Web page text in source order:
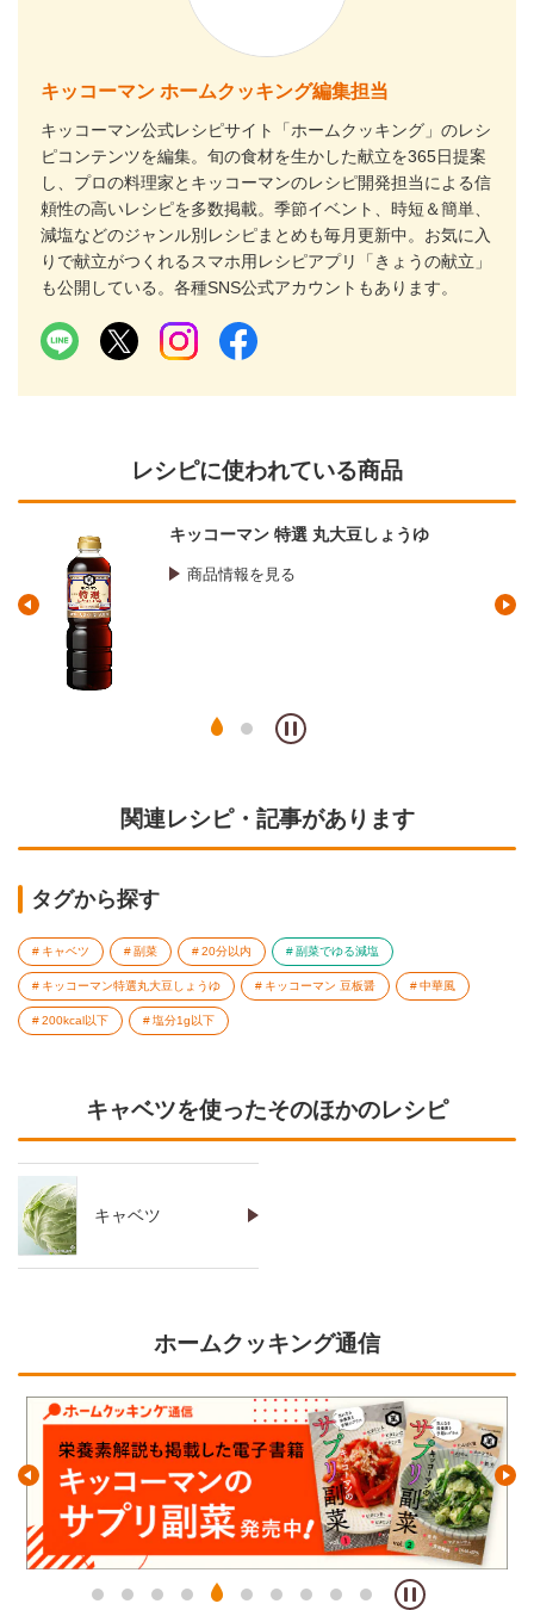
キッコーマン ホームクッキング編集担当
キッコーマン公式レシピサイト「ホームクッキング」のレシ
ピコンテンツを編集。旬の食材を生かした献立を365日提案
し、プロの料理家とキッコーマンのレシピ開発担当による信
頼性の高いレシピを多数掲載。季節イベント、時短＆簡単、
減塩などのジャンル別レシピまとめも毎月更新中。お気に入
りで献立がつくれるスマホ用レシピアプリ「きょうの献立」
も公開している。各種SNS公式アカウントもあります。
レシピに使われている商品
キッコーマン 特選 丸大豆しょうゆ
商品情報を見る
関連レシピ・記事があります
タグから探す
キャベツ 副菜 20分以内 副菜でゆる減塩
キッコーマン特選丸大豆しょうゆ キッコーマン 豆板醤 中華風
200kcal以下 塩分1g以下
キャベツを使ったそのほかのレシピ
キャベツ
ホームクッキング通信